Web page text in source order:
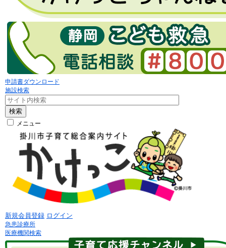
申請書ダウンロード
施設検索
検索
メニュー
新規会員登録 ログイン
急患診療所
医療機関検索